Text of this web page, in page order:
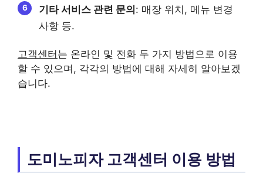
기타 서비스 관련 문의: 매장 위치, 메뉴 변경
사항 등.
고객센터는 온라인 및 전화 두 가지 방법으로 이용
할 수 있으며, 각각의 방법에 대해 자세히 알아보겠
습니다.
도미노피자 고객센터 이용 방법